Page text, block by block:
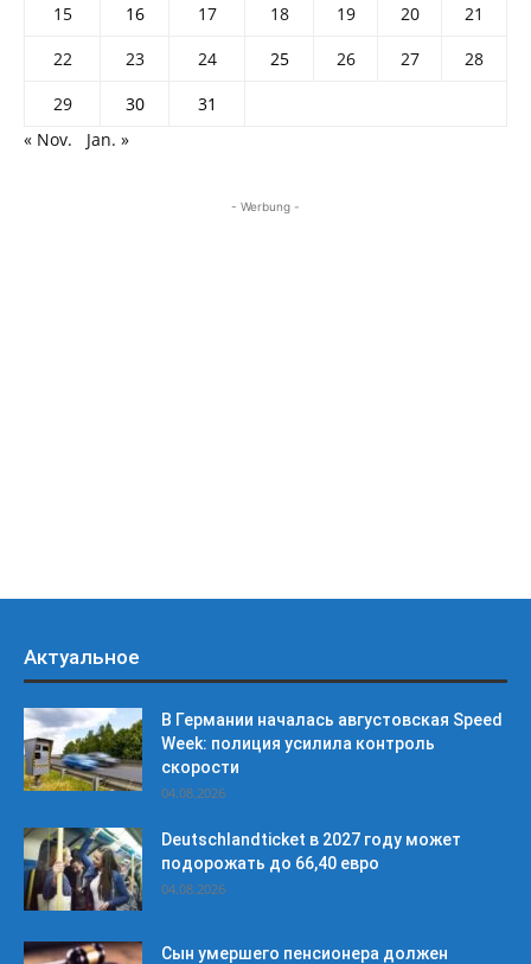
15
16 17 18 19 20
21
22
23 24 25 26 27
28
29
30
31
« Nov.
Jan. »
- Werbung -
Актуальное
В Германии началась августовская Speed
Week: полиция усилила контроль
скорости
04.08.2026
Deutschlandticket в 2027 году может
подорожать до 66,40 евро
04.08.2026
Сын умершего пенсионера должен